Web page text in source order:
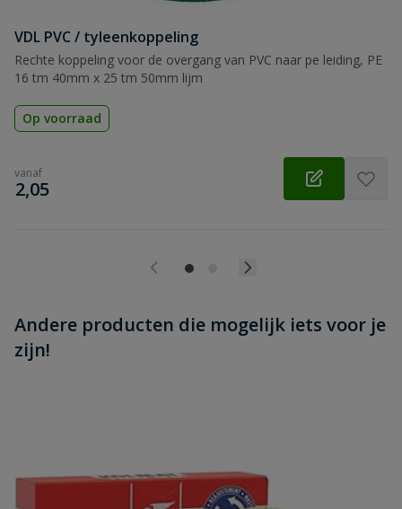
Beoordeling versturen
VDL PVC / tyleenkoppeling
Rechte koppeling voor de overgang van PVC naar pe leiding, PE
16 tm 40mm x 25 tm 50mm lijm
Op voorraad
vanaf
€
2,05
Andere producten die mogelijk iets voor je
zijn!